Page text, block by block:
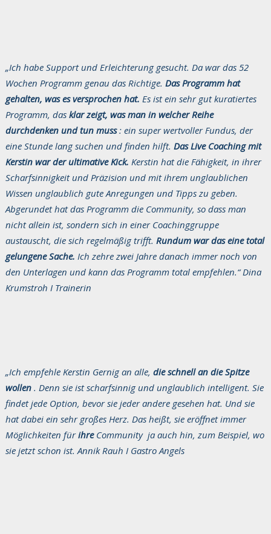
„Ich habe Support und Erleichterung gesucht. Da war das 52
Wochen Programm genau das Richtige. Das Programm hat
gehalten, was es versprochen hat. Es ist ein sehr gut kuratiertes
Programm, das klar zeigt, was man in welcher Reihe
durchdenken und tun muss: ein super wertvoller Fundus, der
eine Stunde lang suchen und finden hilft. Das Live Coaching mit
Kerstin war der ultimative Kick. Kerstin hat die Fähigkeit, in ihrer
Scharfsinnigkeit und Präzision und mit ihrem unglaublichen
Wissen unglaublich gute Anregungen und Tipps zu geben.
Abgerundet hat das Programm die Community, so dass man
nicht allein ist, sondern sich in einer Coachinggruppe
austauscht, die sich regelmäßig trifft. Rundum war das eine total
gelungene Sache. Ich zehre zwei Jahre danach immer noch von
den Unterlagen und kann das Programm total empfehlen.“ Dina
Krumstroh I Trainerin
„Ich empfehle Kerstin Gernig an alle, die schnell an die Spitze
wollen . Denn sie ist scharfsinnig und unglaublich intelligent. Sie
findet jede Option, bevor sie jeder andere gesehen hat. Und sie
hat dabei ein sehr großes Herz. Das heißt, sie eröffnet immer
Möglichkeiten fürihreCommunity ja auch hin, zum Beispiel, wo
sie jetzt schon ist. Annik Rauh I Gastro Angels